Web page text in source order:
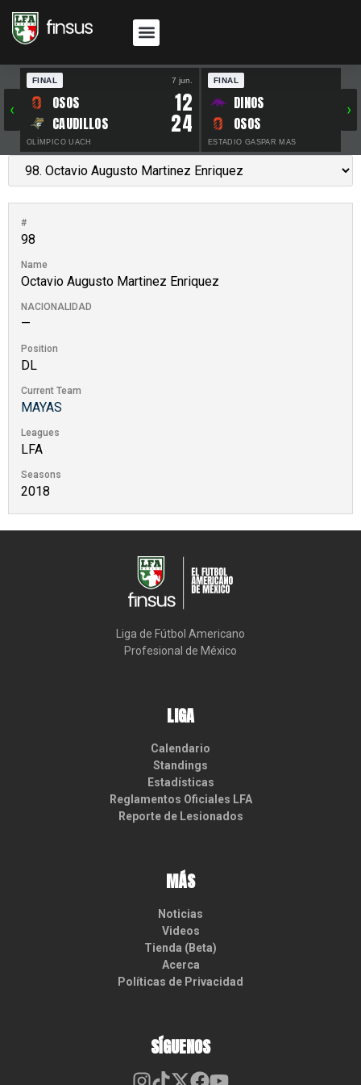
‹
FINAL 7 jun.
OSOS 12
CAUDILLOS 24
OLÍMPICO UACH
FINAL
DINOS
OSOS
ESTADIO GASPAR MAS
›
#
98
Name
Octavio Augusto Martinez Enriquez
NACIONALIDAD
—
Position
DL
Current Team
MAYAS
Leagues
LFA
Seasons
2018
Liga de Fútbol Americano
Profesional de México
LIGA
Calendario
Standings
Estadísticas
Reglamentos Oficiales LFA
Reporte de Lesionados
MÁS
Noticias
Videos
Tienda (Beta)
Acerca
Políticas de Privacidad
SÍGUENOS